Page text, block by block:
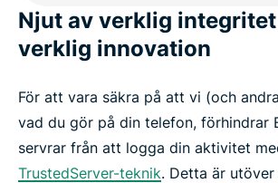
Njut av verklig
verklig innovation
För att vara säkra på att vi (och
vad du gör på din telefon, förhindrar
servrar från att logga din aktivitet
TrustedServer-teknik. Detta är